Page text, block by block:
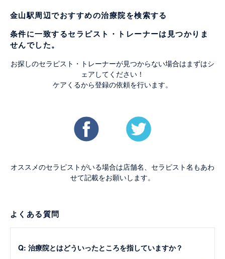
金山駅周辺でおすすめの治療院を検索する
条件に一致するセラピスト・トレーナーは見つかりま
せんでした。
お探しのセラピスト・トレーナーが見つからない場合はまずはシ
ェアしてください！
ケアくるから登録の依頼を行います。
オススメのセラピストがいる場合は店舗名、セラピスト名もあわ
せて記載をお願いします。
よくある質問
Q: 治療院とはどういったところを指していますか？